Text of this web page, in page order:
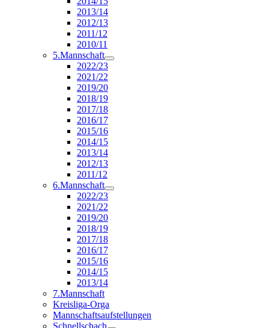
2013/14
2012/13
2011/12
2010/11
5.Mannschaft
2022/23
2021/22
2019/20
2018/19
2017/18
2016/17
2015/16
2014/15
2013/14
2012/13
2011/12
6.Mannschaft
2022/23
2021/22
2019/20
2018/19
2017/18
2016/17
2015/16
2014/15
2013/14
7.Mannschaft
Kreisliga-Orga
Mannschaftsaufstellungen
Schnellschach